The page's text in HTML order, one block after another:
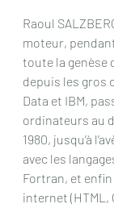
Raoul
moteur,
toute la genèse
depuis les gros
Data et IBM,
ordinateurs au
1980, jusqu’à
avec les
Fortran, et
internet (HTML,